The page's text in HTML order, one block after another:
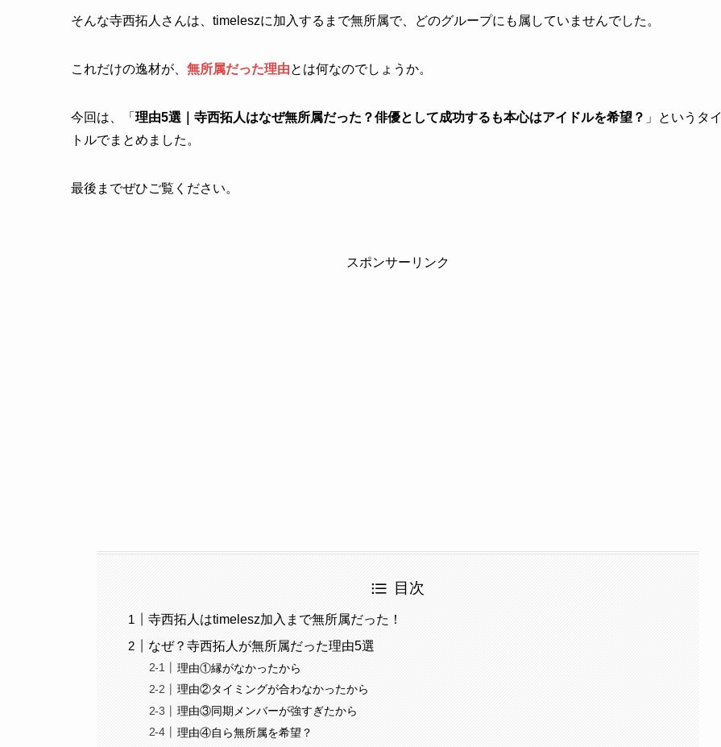
そんな寺西拓人さんは、timeleszに加入するまで無所属で、どのグループにも属していませんでした。
これだけの逸材が、 無所属だった理由とは何なのでしょうか。
今回は、「 理由5選｜寺西拓人はなぜ無所属だった？俳優として成功するも本心はアイドルを希望？ 」というタイ
トルでまとめました。
最後までぜひご覧ください。
スポンサーリンク
目次
寺西拓人はtimelesz加入まで無所属だった！
なぜ？寺西拓人が無所属だった理由5選
理由①縁がなかったから
理由②タイミングが合わなかったから
理由③同期メンバーが強すぎたから
理由④自ら無所属を希望？